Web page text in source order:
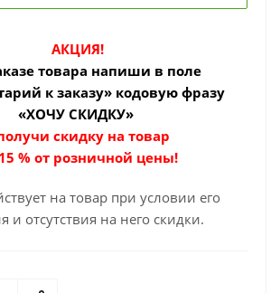
АКЦИЯ!
товара напиши в поле
к заказу» кодовую фразу
«ХОЧУ СКИДКУ»
скидку на товар
% от розничной цены!
на товар при условии его
и отсутствия на него скидки.